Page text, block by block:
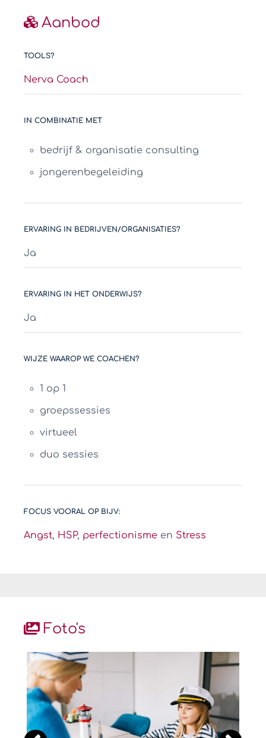
Aanbod
TOOLS?
Nerva Coach
IN COMBINATIE MET
bedrijf & organisatie consulting
jongerenbegeleiding
ERVARING IN BEDRIJVEN/ORGANISATIES?
Ja
ERVARING IN HET ONDERWIJS?
Ja
WIJZE WAAROP WE COACHEN?
1 op 1
groepssessies
virtueel
duo sessies
FOCUS VOORAL OP BIJV:
Angst, HSP, perfectionisme en Stress
Foto's